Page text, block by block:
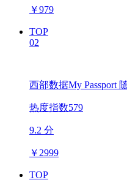
￥979
TOP
02
西部数据My Passport
热度指数579
9.2 分
￥ 2999
TOP